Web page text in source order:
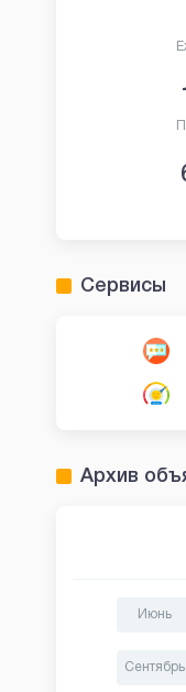
Сервисы
Архив
Июнь
Сентябрь